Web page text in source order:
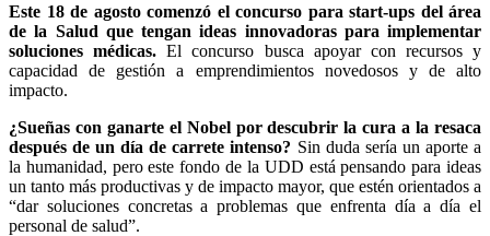
Este 18 de agosto comenzó el concurso para start-ups del área
de la Salud que tengan ideas innovadoras para implementar
soluciones médicas.El concurso busca apoyar con recursos y
capacidad de gestión a emprendimientos novedosos y de alto
impacto.
¿Sueñas con ganarte el Nobel por descubrir la cura a la resaca
después de un día de carrete intenso? Sin duda sería un aporte a
la humanidad, pero este fondo de la UDD está pensando para ideas
un tanto más productivas y de impacto mayor, que estén orientados a
“dar soluciones concretas a problemas que enfrenta día a día el
personal de salud”.